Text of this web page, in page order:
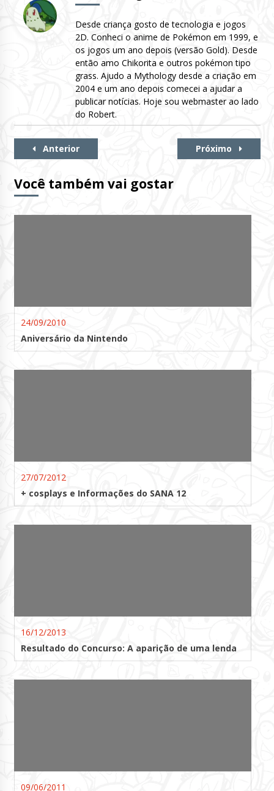
Desde criança gosto de tecnologia e jogos
2D. Conheci o anime de Pokémon em 1999, e
os jogos um ano depois (versão Gold). Desde
então amo Chikorita e outros pokémon tipo
grass. Ajudo a Mythology desde a criação em
2004 e um ano depois comecei a ajudar a
publicar notícias. Hoje sou webmaster ao lado
do Robert.
Continue
Anterior Próximo
Você também vai gostar
24/09/2010
Aniversário da Nintendo
27/07/2012
+ cosplays e Informações do SANA 12
16/12/2013
Resultado do Concurso: A aparição de uma lenda
09/06/2011